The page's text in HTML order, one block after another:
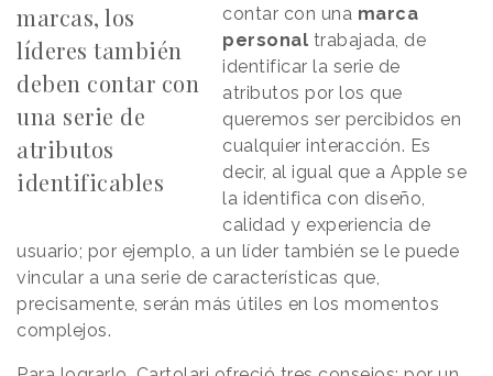
marcas, los
líderes también
deben contar con
una serie de
atributos
identificables
contar con una marca
personal trabajada, de
identificar la serie de
atributos por los que
queremos ser percibidos en
cualquier interacción. Es
decir, al igual que a Apple se
la identifica con diseño,
calidad y experiencia de
usuario; por ejemplo, a un líder también se le puede
vincular a una serie de características que,
precisamente, serán más útiles en los momentos
complejos.